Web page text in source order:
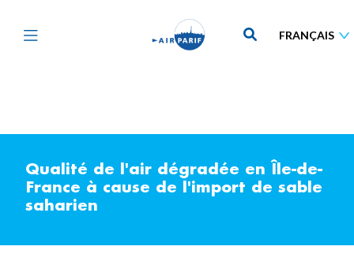
au
contenu
Qualité de l'air dégradée en Île-de-
France à cause de l'import de sable
saharien